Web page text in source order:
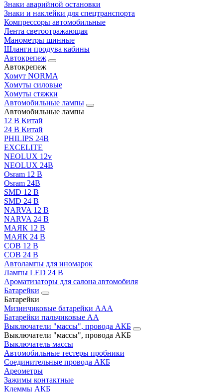
Знаки аварийной остановки
Знаки и наклейки для спецтранспорта
Компрессоры автомобильные
Лента светоотражающая
Манометры шинные
Шланги продува кабины
Автокрепеж
Автокрепеж
Хомут NORMA
Хомуты силовые
Хомуты стяжки
Автомобильные лампы
Автомобильные лампы
12 В Китай
24 В Китай
PHILIPS 24В
EXCELITE
NEOLUX 12v
NEOLUX 24В
Osram 12 В
Osram 24В
SMD 12 В
SMD 24 В
NARVA 12 В
NARVA 24 В
МАЯК 12 В
МАЯК 24 В
COB 12 В
COB 24 В
Автолампы для иномарок
Лампы LED 24 B
Ароматизаторы для салона автомобиля
Батарейки
Батарейки
Мизинчиковые батарейки AAA
Батарейки пальчиковые АА
Выключатели "массы", провода АКБ
Выключатели "массы", провода АКБ
Выключатель массы
Автомобильные тестеры пробники
Соединительные провода АКБ
Ареометры
Зажимы контактные
Клеммы АКБ